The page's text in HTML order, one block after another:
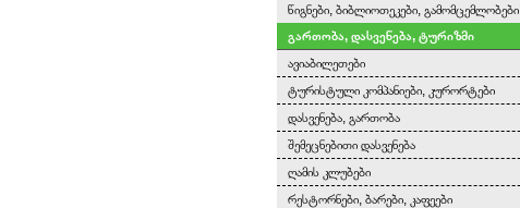
წიგნები, ბიბლიოთეკები, გამომცემლობები
გართობა, დასვენება, ტურიზმი
ავიაბილეთები
ტურისტული კომპანიები, კურორტები
დასვენება, გართობა
შემეცნებითი დასვენება
ღამის კლუბები
რესტორნები, ბარები, კაფეები